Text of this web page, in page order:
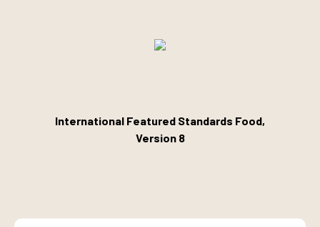
International Featured Standards Food,
Version 8